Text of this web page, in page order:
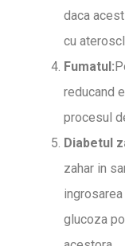
daca
cu
Fumatul:
reducand
procesul
Diabetul
zahar in
glucoza